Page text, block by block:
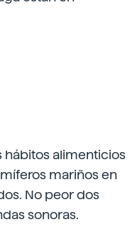
hábitos alimenticios
mariños en
No peor dos
sonoras.